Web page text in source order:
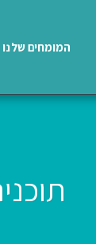
המומחים שלנו